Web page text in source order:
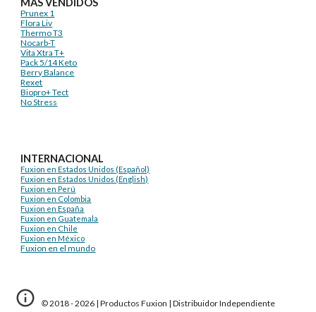
MÁS VENDIDOS
Prunex 1
Flora Liv
Thermo T3
Nocarb-T
Vita Xtra T+
Pack 5/14 Keto
Berry Balance
Rexet
Biopro+ Tect
No Stress
INTERNACIONAL
Fuxion en Estados Unidos (Español)
Fuxion en Estados Unidos (English)
Fuxion en Perú
Fuxion en Colombia
Fuxion en España
Fuxion en Guatemala
Fuxion en Chile
Fuxion en México
Fuxion en el mundo
© 2018 - 2026 | Productos Fuxion | Distribuidor Independiente